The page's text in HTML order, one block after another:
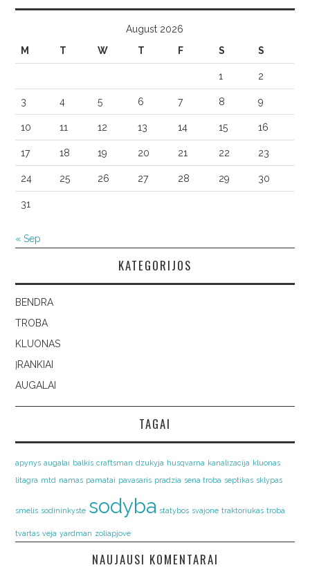
August 2026
M
T W T F S S
1 2
3 4 5 6 7 8 9
10 11 12 13 14 15 16
17 18 19 20 21 22 23
24 25 26 27 28 29 30
31
« Sep
KATEGORIJOS
BENDRA
TROBA
KLUONAS
ĮRANKIAI
AUGALAI
TAGAI
apynys augalai balkis craftsman dzukyja husqvarna kanalizacija kluonas
litagra mtd namas pamatai pavasaris pradzia sena troba septikas sklypas
smelis sodininkyste sodyba statybos svajone traktoriukas troba
tvartas veja yardman zoliapjove
NAUJAUSI KOMENTARAI